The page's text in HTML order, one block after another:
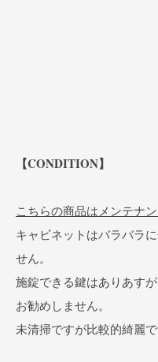
【CONDITION】
こちらの商品はメンテナ
キャビネットはバラバラ
せん。
施錠できる鍵はありあす
お勧めしません。
未清掃ですが比較的綺麗で